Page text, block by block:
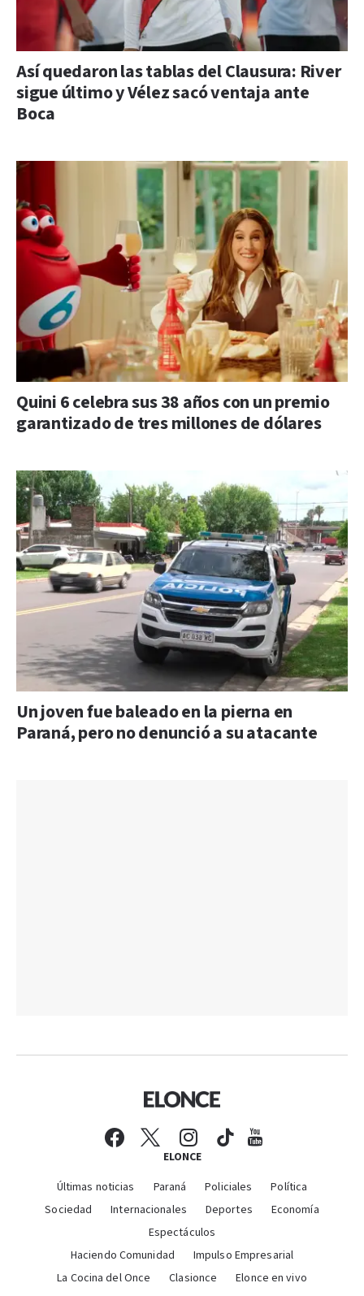
Así quedaron las tablas del Clausura: River
sigue último y Vélez sacó ventaja ante
Boca
Quini 6 celebra sus 38 años con un premio
garantizado de tres millones de dólares
Un joven fue baleado en la pierna en
Paraná, pero no denunció a su atacante
ELONCE
Últimas noticias Paraná Policiales
Política
Sociedad
Internacionales Deportes
Economía
Espectáculos
Haciendo Comunidad
Impulso Empresarial
La Cocina del Once
Clasionce
Elonce en vivo